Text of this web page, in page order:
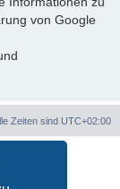
von Google
Zeiten sind UTC+02:00